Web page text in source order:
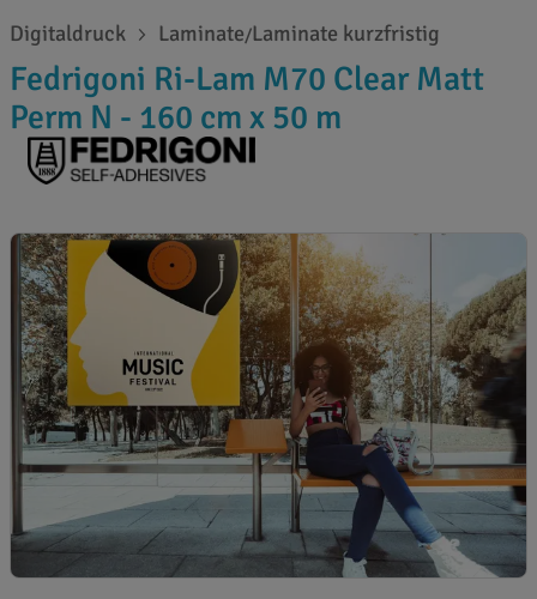
Digitaldruck Laminate/Laminate kurzfristig
Fedrigoni Ri-Lam M70 Clear Matt
Perm N - 160 cm x 50 m